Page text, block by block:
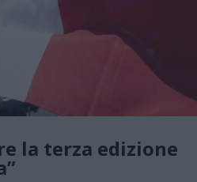
la terza edizione